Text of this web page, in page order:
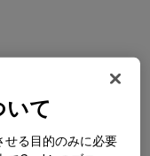
て
せる目的のみに必要